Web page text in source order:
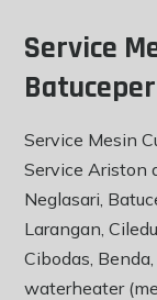
Service
Batuceper
Service Mesin
Service Ariston
Neglasari,
Larangan,
Cibodas,
waterheater